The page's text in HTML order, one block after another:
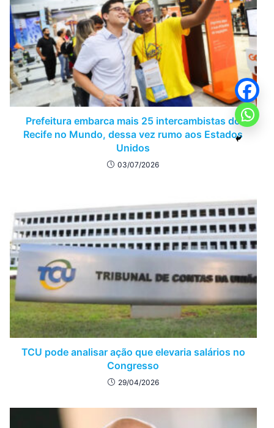
Prefeitura embarca mais 25 intercambistas do
Recife no Mundo, dessa vez rumo aos Estados
Unidos
03/07/2026
TCU pode analisar ação que elevaria salários no
Congresso
29/04/2026